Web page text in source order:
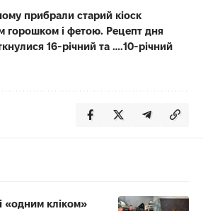
прибрали старий кіоск
горошком і фетою. Рецепт дня
16-річний та ….10-річний
«одним кліком»